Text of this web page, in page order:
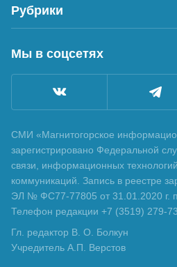
Рубрики
Мы в соцсетях
СМИ «Магнитогорское
зарегистрировано Федеральной
связи, информационных
коммуникаций. Запись в реестре
ЭЛ № ФС77-77805 от 31.01.2020 г.
Телефон редакции +7 (3519) 279-
Гл. редактор В. О. Болкун
Учредитель А.П. Верстов